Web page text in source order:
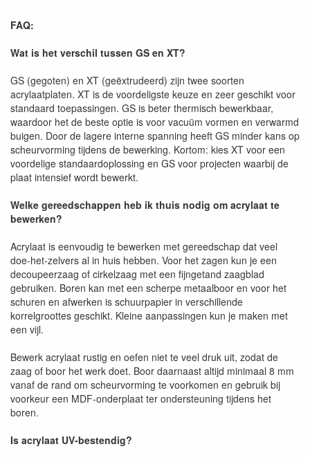
FAQ:
Wat is het verschil tussen GS en XT?
GS (gegoten) en XT (geëxtrudeerd) zijn twee soorten
acrylaatplaten. XT is de voordeligste keuze en zeer geschikt voor
standaard toepassingen. GS is beter thermisch bewerkbaar,
waardoor het de beste optie is voor vacuüm vormen en verwarmd
buigen. Door de lagere interne spanning heeft GS minder kans op
scheurvorming tijdens de bewerking. Kortom: kies XT voor een
voordelige standaardoplossing en GS voor projecten waarbij de
plaat intensief wordt bewerkt.
Welke gereedschappen heb ik thuis nodig om acrylaat te
bewerken?
Acrylaat is eenvoudig te bewerken met gereedschap dat veel
doe-het-zelvers al in huis hebben. Voor het zagen kun je een
decoupeerzaag of cirkelzaag met een fijngetand zaagblad
gebruiken. Boren kan met een scherpe metaalboor en voor het
schuren en afwerken is schuurpapier in verschillende
korrelgroottes geschikt. Kleine aanpassingen kun je maken met
een vijl.
Bewerk acrylaat rustig en oefen niet te veel druk uit, zodat de
zaag of boor het werk doet. Boor daarnaast altijd minimaal 8 mm
vanaf de rand om scheurvorming te voorkomen en gebruik bij
voorkeur een MDF-onderplaat ter ondersteuning tijdens het
boren.
Is acrylaat UV-bestendig?